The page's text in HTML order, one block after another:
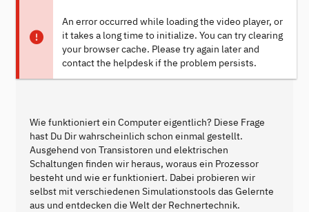
An error occurred while loading the video player, or
it takes a long time to initialize. You can try clearing
your browser cache. Please try again later and
contact the helpdesk if the problem persists.
Wie funktioniert ein Computer eigentlich? Diese Frage
hast Du Dir wahrscheinlich schon einmal gestellt.
Ausgehend von Transistoren und elektrischen
Schaltungen finden wir heraus, woraus ein Prozessor
besteht und wie er funktioniert. Dabei probieren wir
selbst mit verschiedenen Simulationstools das Gelernte
aus und entdecken die Welt der Rechnertechnik.